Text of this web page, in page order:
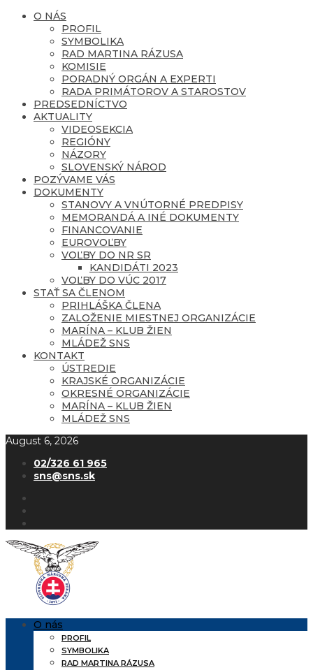
O NÁS
PROFIL
SYMBOLIKA
RAD MARTINA RÁZUSA
KOMISIE
PORADNÝ ORGÁN A EXPERTI
RADA PRIMÁTOROV A STAROSTOV
PREDSEDNÍCTVO
AKTUALITY
VIDEOSEKCIA
REGIÓNY
NÁZORY
SLOVENSKÝ NÁROD
POZÝVAME VÁS
DOKUMENTY
STANOVY A VNÚTORNÉ PREDPISY
MEMORANDÁ A INÉ DOKUMENTY
FINANCOVANIE
EUROVOĽBY
VOĽBY DO NR SR
KANDIDÁTI 2023
VOĽBY DO VÚC 2017
STAŤ SA ČLENOM
PRIHLÁŠKA ČLENA
ZALOŽENIE MIESTNEJ ORGANIZÁCIE
MARÍNA – KLUB ŽIEN
MLÁDEŽ SNS
KONTAKT
ÚSTREDIE
KRAJSKÉ ORGANIZÁCIE
OKRESNÉ ORGANIZÁCIE
MARÍNA – KLUB ŽIEN
MLÁDEŽ SNS
August 6, 2026
02/326 61 965
sns@sns.sk
O nás
PROFIL
SYMBOLIKA
RAD MARTINA RÁZUSA